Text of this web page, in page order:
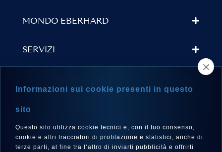
MONDO EBERHARD
SERVIZI
Informazioni sui cookie presenti in questo
sito
Questo sito utilizza cookie tecnici e, con il tuo consenso,
cookie e altri tracciatori di profilazione e statistici, anche di
terze parti, al fine tra l’altro di inviarti pubblicità e offrirti